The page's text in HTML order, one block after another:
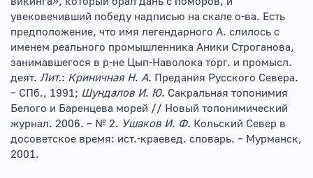
увековечивший победу надписью на скале о-ва. Есть
предположение, что имя легендарного А. слилось с
именем реального промышленника Аники Строганова,
занимавшегося в р-не Цып-Наволока торг. и промысл.
деят. Лит.: Криничная Н. А. Предания Русского Севера.
– СПб., 1991; Шундалов И. Ю. Сакральная топонимия
Белого и Баренцева морей // Новый топонимический
журнал. 2006. – № 2. Ушаков И. Ф. Кольский Север в
досоветское время: ист.-краевед. словарь. – Мурманск,
2001.